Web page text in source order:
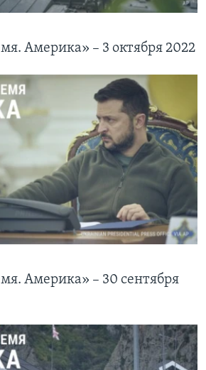
Америка» – 3 октября 2022
Америка» – 30 сентября